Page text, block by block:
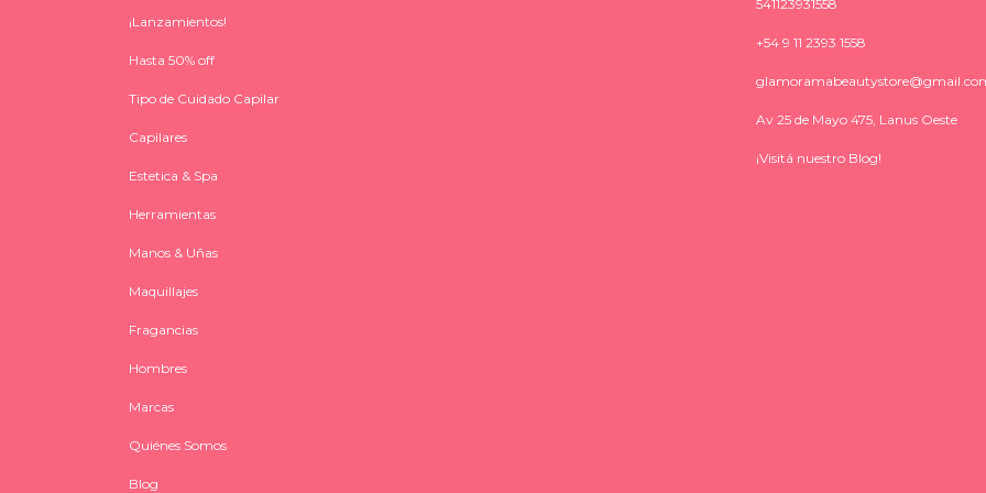
¡Lanzamientos!
Hasta 50% off
Tipo de Cuidado Capilar
Capilares
Estetica & Spa
Herramientas
Manos & Uñas
Maquillajes
Fragancias
Hombres
Marcas
Quiénes Somos
Blog
541123931558
+54 9 11 2393 1558
Av 25 de Mayo 475, Lanus Oeste
¡Visitá nuestro Blog!